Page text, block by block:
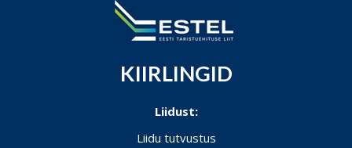
KIIRLINGID
Liidust:
Liidu tutvustus